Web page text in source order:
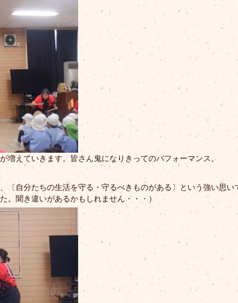
増えていきます。皆さん鬼になりきってのパフォーマンス。
〔自分たちの生活を守る・守るべきものがある〕という強い思い
。聞き違いがあるかもしれません・・・）